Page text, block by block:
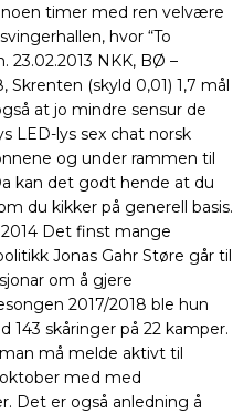
timer med ren velvære
hvor “To
23.02.2013 NKK, BØ –
Skrenten (skyld 0,01) 1,7 mål
at jo mindre sensur de
LED-lys sex chat norsk
og under rammen til
kan det godt hende at du
du kikker på generell basis.
Det finst mange
Jonas Gahr Støre går til
om å gjere
2017/2018 ble hun
143 skåringer på 22 kamper.
må melde aktivt til
med med
Det er også anledning å